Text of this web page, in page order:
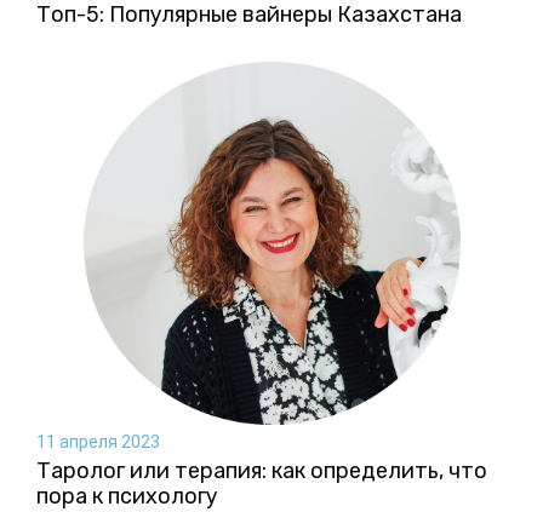
Топ-5: Популярные вайнеры Казахстана
11 апреля 2023
Таролог или терапия: как определить, что
пора к психологу